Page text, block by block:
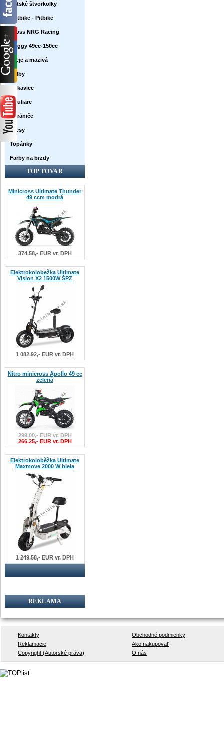
Detské štvorkolky
Dirtbike - Pitbike
Cross NRG Racing
Buggy 49cc-150cc
Oleje a mazivá
Prilby
Rukavice
Okuliare
Chrániče
Dresy
Topánky
Farby na brzdy
TOP TOVAR
Minicross Ultimate Thunder
49 ccm modrá
374.58,- EUR vr. DPH
Elektrokolobežka Ultimate
Vision X2 1500W ŠPZ
1 082.92,- EUR vr. DPH
Nitro minicross Apollo 49 cc
zelená
299.00,- EUR vr. DPH
266.25,- EUR vr. DPH
Elektrokoloběžka Ultimate
Maxmove 2000 W biela
1 249.58,- EUR vr. DPH
REKLAMA
Kontakty
Obchodné podmienky
Reklamacie
Ako nakupovať
Copyright (Autorské práva)
O nás